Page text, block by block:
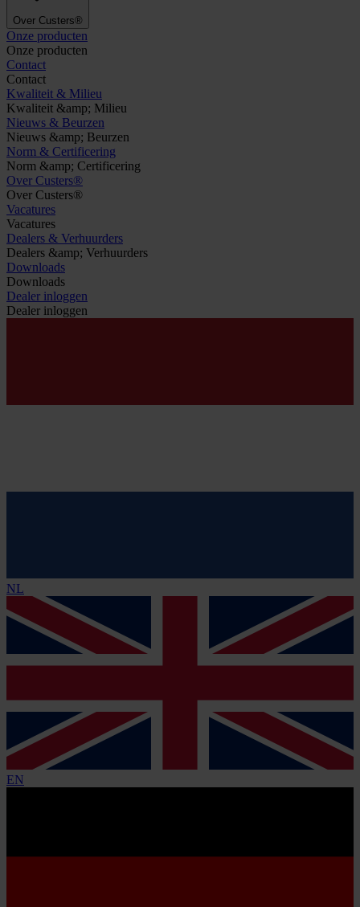
Over Custers®
Onze producten
Onze producten
Contact
Contact
Kwaliteit & Milieu
Kwaliteit &amp; Milieu
Nieuws & Beurzen
Nieuws &amp; Beurzen
Norm & Certificering
Norm &amp; Certificering
Over Custers®
Over Custers®
Vacatures
Vacatures
Dealers & Verhuurders
Dealers &amp; Verhuurders
Downloads
Downloads
Dealer inloggen
Dealer inloggen
NL
EN